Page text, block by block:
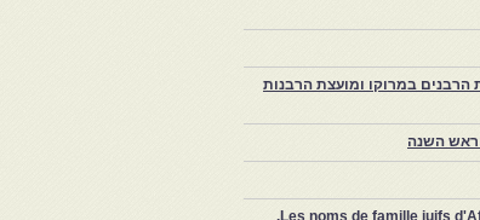
במרוקו ומועצת הרבנות
ראש השנה
Les noms de famille juifs